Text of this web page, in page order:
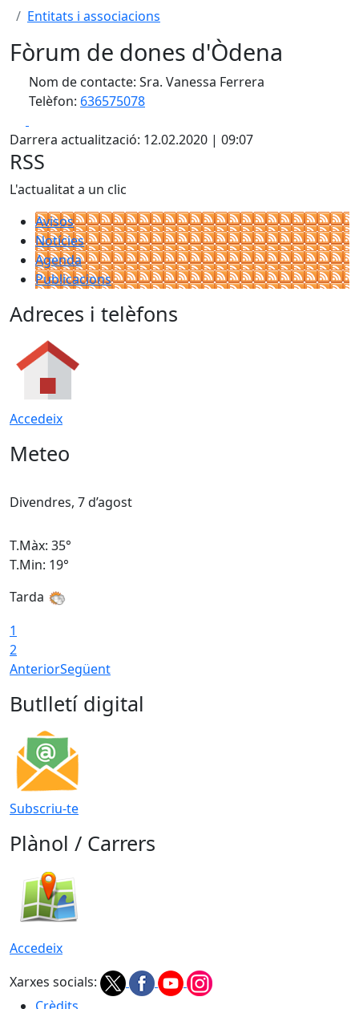
Entitats i associacions
Fòrum de dones d'Òdena
Nom de contacte: Sra. Vanessa Ferrera
Telèfon: 636575078
Darrera actualització: 12.02.2020 | 09:07
RSS
L'actualitat a un clic
Avisos
Notícies
Agenda
Publicacions
Adreces i telèfons
Accedeix
Meteo
Divendres, 7 d’agost
T.Màx: 35°
T.Min: 19°
Tarda
1
2
AnteriorSegüent
Butlletí digital
Subscriu-te
Plànol / Carrers
Accedeix
Xarxes socials: